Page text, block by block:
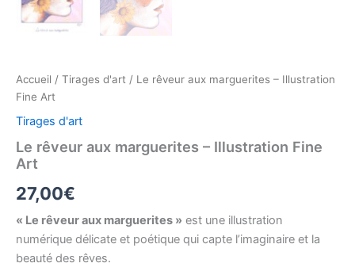
Accueil / Tirages d'art / Le rêveur aux marguerites – Illustration
Fine Art
Tirages d'art
Le rêveur aux marguerites – Illustration Fine
Art
27,00€
« Le rêveur aux marguerites » est une illustration
numérique délicate et poétique qui capte l’imaginaire et la
beauté des rêves.